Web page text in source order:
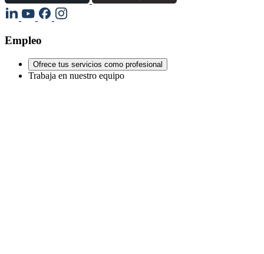
Empleo
Ofrece tus servicios como profesional
Trabaja en nuestro equipo